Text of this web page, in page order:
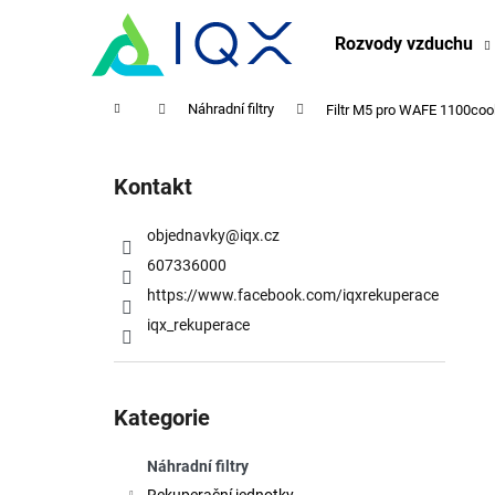
Rozvody vzduchu
Domů Náhradní filtry Filtr M5 pro WAFE
Kontakt
objednavky@iqx.cz
607336000
https://www.facebook.com/iqxrekuperace
iqx_rekuperace
kategorie
Kategorie
Náhradní filtry
Zpět
Zpět